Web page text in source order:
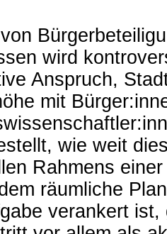
wird
Anspruch,
mit
wie weit
Rahmens
räumliche
verankert